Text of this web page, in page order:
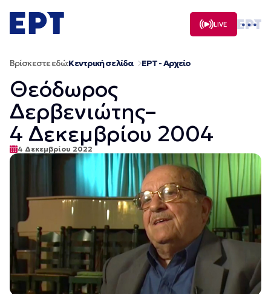
σε
περιεχόμενο
LIVE
Βρίσκεστε εδώ:Κεντρική σελίδα ΕΡΤ - Αρχείο
Θεόδωρος
Δερβενιώτης–
4 Δεκεμβρίου 2004
4 Δεκεμβρίου 2022